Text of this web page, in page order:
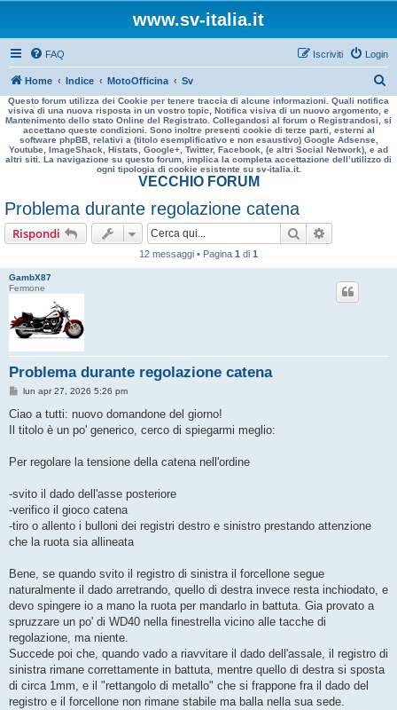
www.sv-italia.it
FAQ Login
Iscriviti
Home Indice MotoOfficina Sv
e
r
a
Questo forum utilizza dei Cookie per tenere traccia di alcune informazioni. Quali notifica
visiva di una nuova risposta in un vostro topic, Notifica visiva di un nuovo argomento, e
Mantenimento dello stato Online del Registrato. Collegandosi al forum o Registrandosi, si
accettano queste condizioni. Sono inoltre presenti cookie di terze parti, esterni al
software phpBB, relativi a (titolo esemplificativo e non esaustivo) Google Adsense,
Youtube, ImageShack, Histats, Google+, Twitter, Facebook, (e altri Social Network), e ad
altri siti. La navigazione su questo forum, implica la completa accettazione dell’utilizzo di
ogni tipologia di cookie esistente su sv-italia.it.
VECCHIO FORUM
Problema durante regolazione catena
Rispondi Cerca
12 messaggi • Pagina 1 di 1
GambX87
Fermone
Problema durante regolazione catena
M
s
a
i
lun apr 27, 2026 5:26 pm
Ciao a tutti: nuovo domandone del giorno!
Il titolo è un po' generico, cerco di spiegarmi meglio:
Per regolare la tensione della catena nell'ordine
-svito il dado dell'asse posteriore
-verifico il gioco catena
-tiro o allento i bulloni dei registri destro e sinistro prestando attenzione
che la ruota sia allineata
Bene, se quando svito il registro di sinistra il forcellone segue
naturalmente il dado arretrando, quello di destra invece resta inchiodato, e
devo spingere io a mano la ruota per mandarlo in battuta. Gia provato a
spruzzare un po' di WD40 nella finestrella vicino alle tacche di
regolazione, ma niente.
Succede poi che, quando vado a riavvitare il dado dell'assale, il registro di
sinistra rimane correttamente in battuta, mentre quello di destra si sposta
di circa 1mm, e il "rettangolo di metallo" che si frappone fra il dado del
registro e il forcellone non rimane stabile ma balla nella sua sede.